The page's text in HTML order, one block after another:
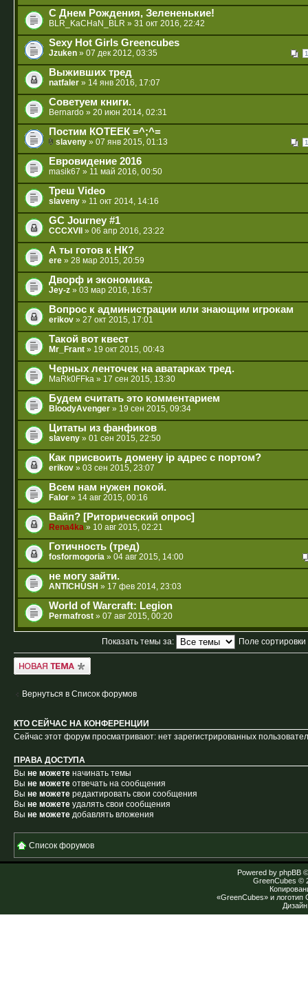
С Днем Рождения, Зелененькие!
BLR_KaCHaN_BLR » 31 окт 2016, 22:42
Sexy Hot Girls Greencubes
1
Jzuken » 07 дек 2012, 03:35
Выживших тред
natfaler » 14 янв 2016, 17:07
Советуем книги.
Bernardo » 20 июн 2014, 02:31
Постим КОТЕЕК =^;^=
1
slaveny » 07 янв 2015, 01:13
Евровидение 2016
masik67 » 11 май 2016, 00:50
Треш Video
slaveny » 11 окт 2014, 14:16
GC Journey #1
CCCXVII » 06 апр 2016, 23:22
А ты готов к НК?
ere » 28 мар 2015, 20:59
Дворф и экономика.
Jey-z » 03 мар 2016, 16:57
Вопрос к администрации или знающим игрокам
erikov » 27 окт 2015, 17:01
Такой вот квест
Mr_Frant » 19 окт 2015, 00:43
Черных ленточек на аватарках тред.
MaRk0FFka » 17 сен 2015, 13:30
Будем считать это комментарием
BloodyAvenger » 19 сен 2015, 09:34
Цитаты из фанфиков
slaveny » 01 сен 2015, 22:50
Как присвоить домену ip адрес с портом?
erikov » 03 сен 2015, 23:07
Всем нам нужен покой.
Falor » 14 авг 2015, 00:16
Вайп? [Риторический опрос]
Rena4ka » 10 авг 2015, 02:21
Готичность (тред)
fosformogoria » 04 авг 2015, 14:00
не могу зайти.
ANTICHUSH » 17 фев 2014, 23:03
World of Warcraft: Legion
Permafrost » 07 авг 2015, 00:20
Показать темы за: Поле сортировки
Новая тема
Вернуться в Список форумов
КТО СЕЙЧАС НА КОНФЕРЕНЦИИ
Сейчас этот форум просматривают: нет зарегистрированных
ПРАВА ДОСТУПА
Вы не можете начинать темы
Вы не можете отвечать на сообщения
Вы не можете редактировать свои сообщения
Вы не можете удалять свои сообщения
Вы не можете добавлять вложения
Список форумов
Powered by phpBB
GreenCubes ©
«GreenCubes» и